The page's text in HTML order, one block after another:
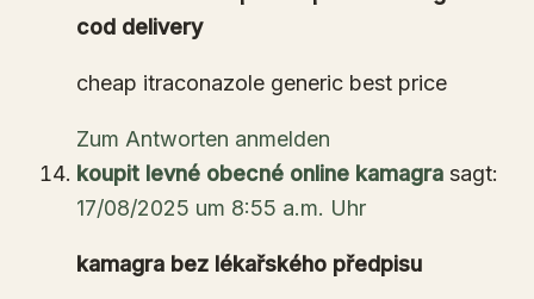
cod delivery
cheap itraconazole generic best price
Zum Antworten anmelden
koupit levné obecné online kamagra sagt:
17/08/2025 um 8:55 a.m. Uhr
kamagra bez lékařského předpisu